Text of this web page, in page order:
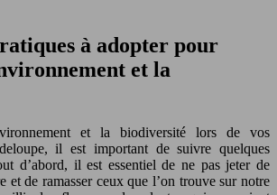
à adopter pour
et la
et la biodiversité lors de vos
il est important de suivre quelques
d’abord, il est essentiel de ne pas jeter de
et de ramasser ceux que l’on trouve sur notre